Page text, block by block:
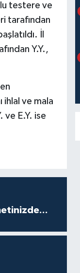
testere ve
tarafından
İl
Y.Y.,
ihlal ve mala
ve E.Y. ise